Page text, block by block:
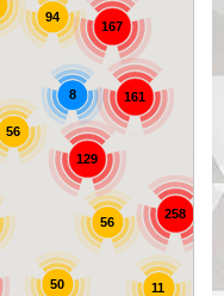
167
56
50
56
94
161
258
11
129
8